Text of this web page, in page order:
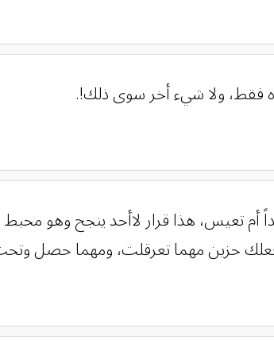
فقط، ولا شيء أخر سوى ذلك!.
أم تعيس، هذا قرار لاأحد ينجح وهو
حزين مهما تعرقلت، ومهما حصل